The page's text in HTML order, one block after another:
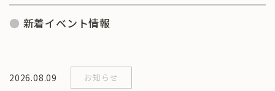
新着イベント情報
2026.08.09 お知らせ